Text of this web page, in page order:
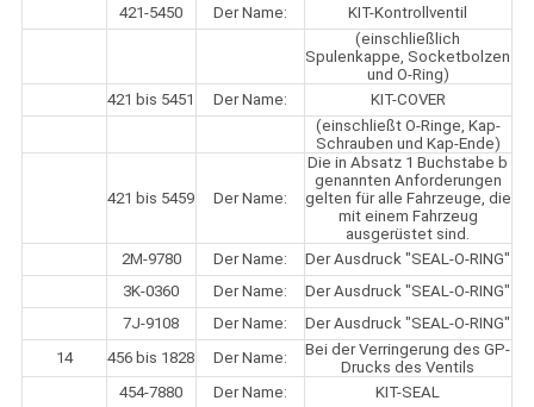
421-5450
Der Name:
KIT-Kontrollventil
(einschließlich
Spulenkappe, Socketbolzen
und O-Ring)
421 bis 5451
Der Name:
KIT-COVER
(einschließt O-Ringe, Kap-
Schrauben und Kap-Ende)
421 bis 5459 Der Name:
Die in Absatz 1 Buchstabe b
genannten Anforderungen
gelten für alle Fahrzeuge, die
mit einem Fahrzeug
ausgerüstet sind.
2M-9780
Der Name:
Der Ausdruck "SEAL-O-RING"
3K-0360
Der Name:
Der Ausdruck "SEAL-O-RING"
7J-9108
Der Name:
Der Ausdruck "SEAL-O-RING"
14
456 bis 1828 Der Name:
Bei der Verringerung des GP-
Drucks des Ventils
454-7880
Der Name:
KIT-SEAL